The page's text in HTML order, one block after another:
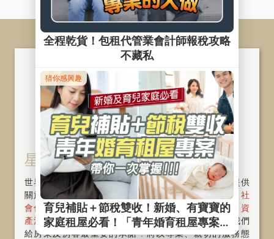
星鴻 ‧ 星華股份有限公司
世界再大也要回家，SKY FUN為您打造幸福家！我們提供
關於房屋物件〝租、管、售〞一條龍的整合服務，從
社
會住宅 、 包租代管 、 代租代管 、 物業管理 、
資
產活化 、 旅館經營 與 商辦出租 。好的服務，是我們
給房東及房客最重要的承諾 ! 將以專業、親切的服務態